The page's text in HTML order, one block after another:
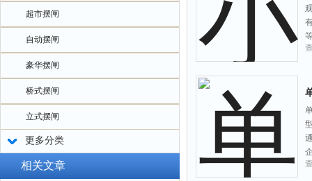
超市摆闸
自动摆闸
豪华摆闸
桥式摆闸
立式摆闸
更多分类
相关文章